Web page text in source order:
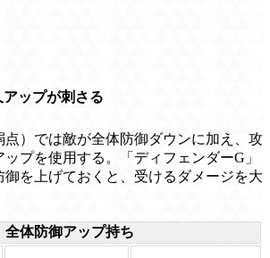
ップが刺さる
点）では敵が全体防御ダウンに加え、攻
プを使用する。「ディフェンダーG」
御を上げておくと、受けるダメージを大
全体防御アップ持ち